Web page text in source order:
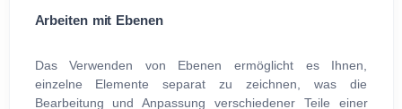
Arbeiten mit Ebenen
Das Verwenden von Ebenen ermöglicht es Ihnen,
einzelne Elemente separat zu zeichnen, was die
Bearbeitung und Anpassung verschiedener Teile einer